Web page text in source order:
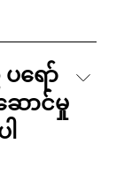
ရော်
ောင်မှု